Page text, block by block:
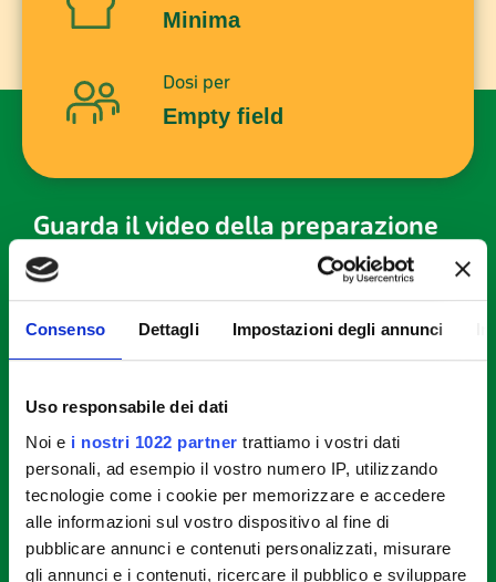
Consenso Dettagli Impostazioni degli annunci
Uso responsabile dei dati
Noi e i nostri 1022 partner trattiamo i vostri dati
personali, ad esempio il vostro numero IP, utilizzando
tecnologie come i cookie per memorizzare e accedere
alle informazioni sul vostro dispositivo al fine di
pubblicare annunci e contenuti personalizzati, misurare
gli annunci e i contenuti, ricercare il pubblico e sviluppare
Minima
Dosi per
Empty field
STEP 1
STEP 2
Tritate grossolanamente sia le mandorle che i
pistacchi e, finemente, il finocchietto.
Guarda il video della preparazione